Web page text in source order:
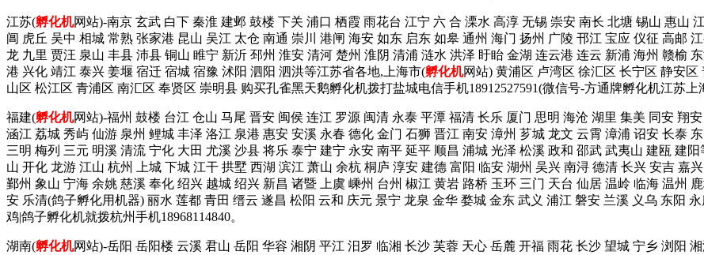
江苏(孵化机网站)-南京 玄武 白下 秦淮 建邺 鼓楼 下关 浦口 栖霞 雨花台 江宁 六 合 溧水 高淳 无锡 崇安 南长 北塘 锡山 惠山
阊 虎丘 吴中 相城 常熟 张家港 昆山 吴江 太仓 南通 崇川 港闸 海安 如东 启东 如皋 通州 海门 扬州 广陵 邗江 宝应 仪征 高邮
龙 九里 贾汪 泉山 丰县 沛县 铜山 睢宁 新沂 邳州 淮安 清河 楚州 淮阴 清浦 涟水 洪泽 盱眙 金湖 连云港 连云 新浦 海州 赣榆
港 兴化 靖江 泰兴 姜堰 宿迁 宿城 宿豫 沭阳 泗阳 泗洪等江苏省各地,上海市(孵化机网站) 黄浦区 卢湾区 徐汇区 长宁区 静安
山区 松江区 青浦区 南汇区 奉贤区 崇明县 购买孔雀黑天鹅孵化机拨打盐城电信手机18912527591(微信号-方通牌孵化机江苏上
福建(孵化机网站)-福州 鼓楼 台江 仓山 马尾 晋安 闽侯 连江 罗源 闽清 永泰 平潭 福清 长乐 厦门 思明 海沧 湖里 集美 同安 翔
涵江 荔城 秀屿 仙游 泉州 鲤城 丰泽 洛江 泉港 惠安 安溪 永春 德化 金门 石狮 晋江 南安 漳州 芗城 龙文 云霄 漳浦 诏安 长泰
三明 梅列 三元 明溪 清流 宁化 大田 尤溪 沙县 将乐 泰宁 建宁 永安 南平 延平 顺昌 浦城 光泽 松溪 政和 邵武 武夷山 建瓯 建
山 开化 龙游 江山 杭州 上城 下城 江干 拱墅 西湖 滨江 萧山 余杭 桐庐 淳安 建德 富阳 临安 湖州 吴兴 南浔 德清 长兴 安吉 嘉
鄞州 象山 宁海 余姚 慈溪 奉化 绍兴 越城 绍兴 新昌 诸暨 上虞 嵊州 台州 椒江 黄岩 路桥 玉环 三门 天台 仙居 温岭 临海 温州
安 乐清(鸽子孵化用机器) 丽水 莲都 青田 缙云 遂昌 松阳 云和 庆元 景宁 龙泉 金华 婺城 金东 武义 浦江 磐安 兰溪 义乌 东阳
鸡|鸽子孵化机就拨杭州手机18968114840。
湖南(孵化机网站)-岳阳 岳阳楼 云溪 君山 岳阳 华容 湘阴 平江 汨罗 临湘 长沙 芙蓉 天心 岳麓 开福 雨花 长沙 望城 宁乡 浏阳